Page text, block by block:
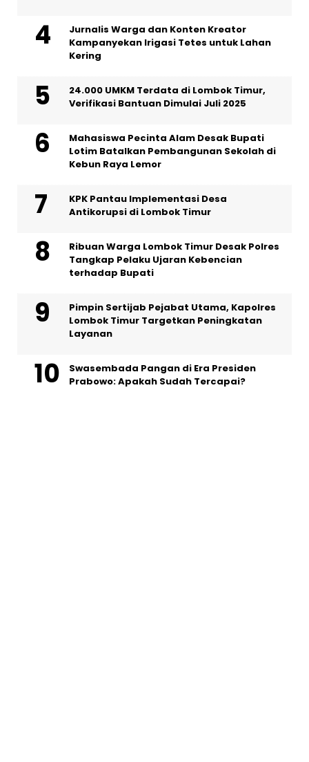
Jurnalis Warga dan Konten Kreator
Kampanyekan Irigasi Tetes untuk Lahan
Kering
24.000 UMKM Terdata di Lombok Timur,
Verifikasi Bantuan Dimulai Juli 2025
Mahasiswa Pecinta Alam Desak Bupati
Lotim Batalkan Pembangunan Sekolah di
Kebun Raya Lemor
KPK Pantau Implementasi Desa
Antikorupsi di Lombok Timur
Ribuan Warga Lombok Timur Desak Polres
Tangkap Pelaku Ujaran Kebencian
terhadap Bupati
Pimpin Sertijab Pejabat Utama, Kapolres
Lombok Timur Targetkan Peningkatan
Layanan
Swasembada Pangan di Era Presiden
Prabowo: Apakah Sudah Tercapai?